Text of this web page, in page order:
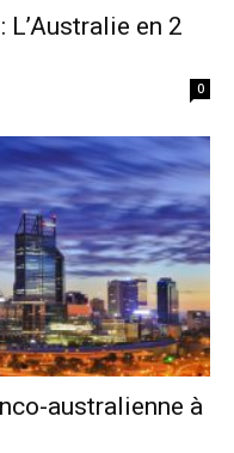
en 2
0
australienne à